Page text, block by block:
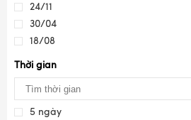
24/11
30/04
18/08
Thời gian
5 ngày